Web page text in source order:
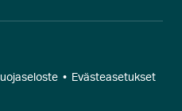
• Evästeasetukset